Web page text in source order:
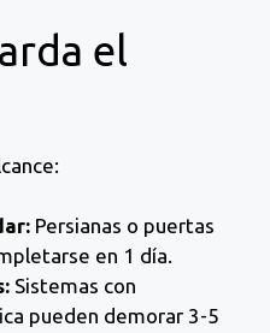
el
Persianas o puertas
en 1 día.
Sistemas con
pueden demorar 3-5